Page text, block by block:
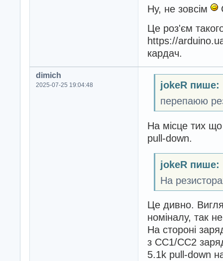
Ну, не зовсім
Це роз'єм
https://
кардач.
dimich
2025-07-25 19:04:48
jokeR пише:
перепаюю
На місце тих
pull-down.
jokeR пише:
На
Це дивно.
номіналу, так
На стороні
з CC1/CC2
5.1k pull-down